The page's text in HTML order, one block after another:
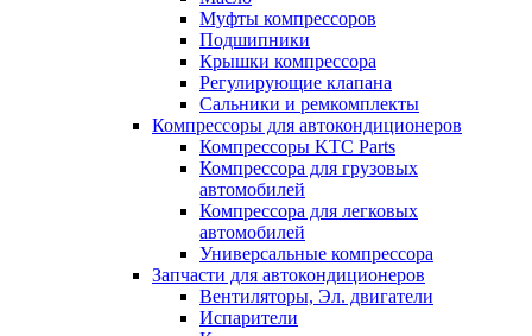
Муфты компрессоров
Подшипники
Крышки компрессора
Регулирующие клапана
Сальники и ремкомплекты
Компрессоры для автокондиционеров
Компрессоры KTC Parts
Компрессора для грузовых
автомобилей
Компрессора для легковых
автомобилей
Универсальные компрессора
Запчасти для автокондиционеров
Вентиляторы, Эл. двигатели
Испарители